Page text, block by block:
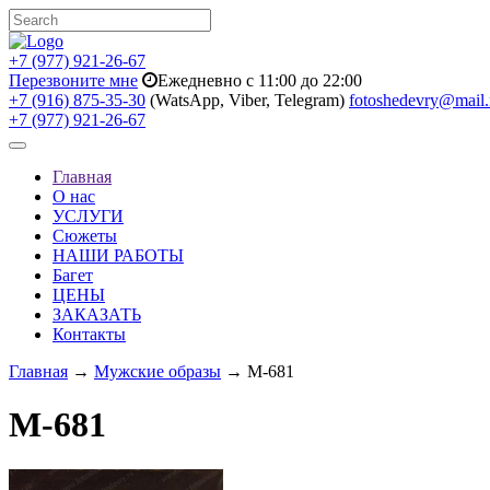
+7 (977) 921-26-67
Перезвоните мне
Ежедневно с 11:00 до 22:00
+7 (916) 875-35-30 (WatsApp, Viber, Telegram)
+7 (977) 921-26-67
Toggle
navigationГлавная
О нас
УСЛУГИ
Сюжеты
НАШИ РАБОТЫ
Багет
ЦЕНЫ
ЗАКАЗАТЬ
Контакты
Главная → Мужские образы → M-681
M-681